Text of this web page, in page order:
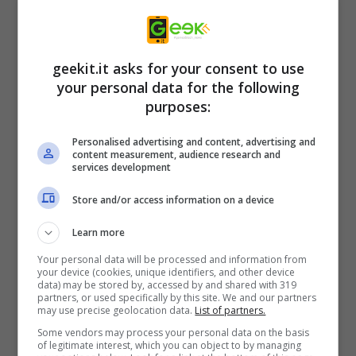
I giocatori potranno esplorare 72 livelli
divertenti in sei diversi mondi a tema ricchi di
elementi interattivi che li faranno rimbalzare,
scattare e teletrasportare, tutti creati per
aiutarli a completare le sfide e immergerli nei
fantastici mondi dei loro personaggi di Nick
Jr. preferiti. Ma sarà possibile incontrare
anche alcuni avversari dispettosi, tra cui
Swiper, Crusher e Bonnie Bones, che
aggiungeranno alla sfida ostacoli dinamici
come molle rimbalzanti, blocchi interattivi,
cascate scorrevoli, dissuasori e vortici.
Stephanie Malham, Managing Director di
geekit.it asks for your consent to use
your personal data for the following
purposes:
Personalised advertising and content, advertising and
content measurement, audience research and
services development
Store and/or access information on a device
Learn more
Your personal data will be processed and information from
your device (cookies, unique identifiers, and other device
data) may be stored by, accessed by and shared with 319
partners, or used specifically by this site. We and our partners
may use precise geolocation data. List of partners.
Some vendors may process your personal data on the basis
of legitimate interest, which you can object to by managing